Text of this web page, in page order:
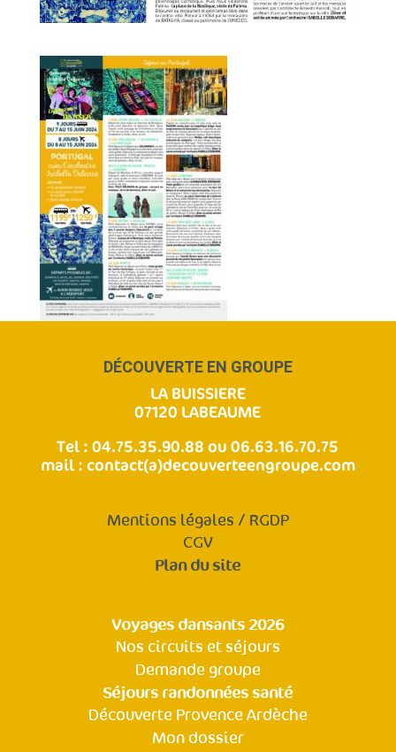
DÉCOUVERTE EN GROUPE
LA BUISSIERE
07120 LABEAUME
Tel : 04.75.35.90.88 ou 06.63.16.70.75
mail : contact(a)decouverteengroupe.com
Mentions légales / RGDP
CGV
Plan du site
Voyages dansants 2026
Nos circuits et séjours
Demande groupe
Séjours randonnées santé
Découverte Provence Ardèche
Mon dossier